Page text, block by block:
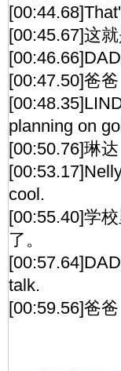
[00:45.67]这
[00:47.50]爸
planning on
[00:50.76]琳
cool.
[00:55.40]学
了。
talk.
[00:59.56]爸